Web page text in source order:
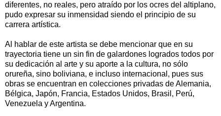
diferentes, no reales, pero atraído por los ocres del altiplano,
pudo expresar su inmensidad siendo el principio de su
carrera artística.
Al hablar de este artista se debe mencionar que en su
trayectoria tiene un sin fin de galardones logrados todos por
su dedicación al arte y su aporte a la cultura, no sólo
orureña, sino boliviana, e incluso internacional, pues sus
obras se encuentran en colecciones privadas de Alemania,
Bélgica, Japón, Francia, Estados Unidos, Brasil, Perú,
Venezuela y Argentina.